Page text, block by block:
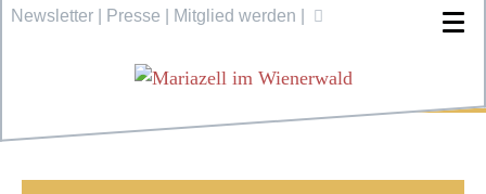
Newsletter Presse Mitglied werden